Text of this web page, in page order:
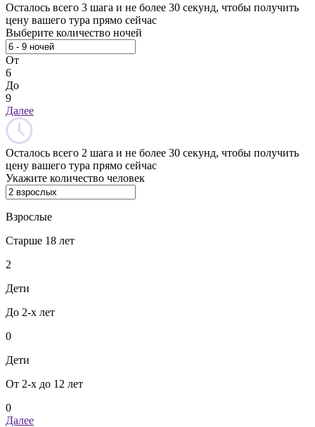
Осталось всего 3 шага и не более 30 секунд, чтобы получить
цену вашего тура прямо сейчас
Выберите количество ночей
От
6
До
9
Далее
Осталось всего 2 шага и не более 30 секунд, чтобы получить
цену вашего тура прямо сейчас
Укажите количество человек
Взрослые
Старше 18 лет
2
Дети
До 2-х лет
0
Дети
От 2-х до 12 лет
0
Далее